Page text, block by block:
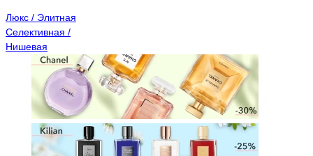
Люкс / Элитная
Селективная /
Нишевая